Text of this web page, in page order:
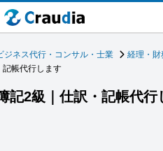
ジネス代行・コンサル・士業
経理・財
帳代行します
記2級｜仕訳・記帳代行